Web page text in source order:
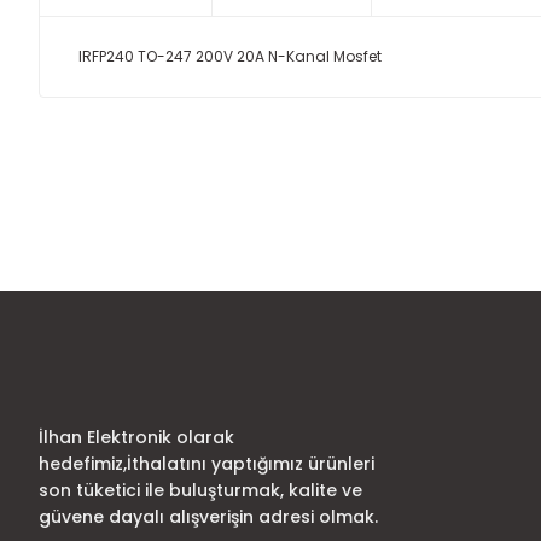
IRFP240 TO-247 200V 20A N-Kanal Mosfet
Ürün bilgilerinde hatalar bulunuyor.
İlhan Elektronik olarak
hedefimiz,İthalatını yaptığımız ürünleri
son tüketici ile buluşturmak, kalite ve
güvene dayalı alışverişin adresi olmak.